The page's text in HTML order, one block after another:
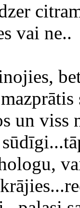
vai ne..
un viss